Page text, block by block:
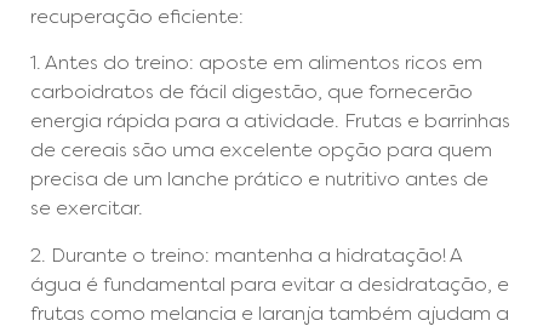
recuperação eficiente:
1. Antes do treino: aposte em alimentos ricos em
carboidratos de fácil digestão, que fornecerão
energia rápida para a atividade. Frutas e barrinhas
de cereais são uma excelente opção para quem
precisa de um lanche prático e nutritivo antes de
se exercitar.
2. Durante o treino: mantenha a hidratação! A
água é fundamental para evitar a desidratação, e
frutas como melancia e laranja também ajudam a